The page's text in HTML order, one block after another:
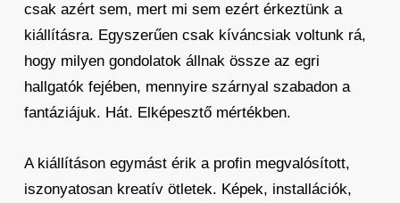
csak azért sem, mert mi sem ezért érkeztünk a
kiállításra. Egyszerűen csak kíváncsiak voltunk rá,
hogy milyen gondolatok állnak össze az egri
hallgatók fejében, mennyire szárnyal szabadon a
fantáziájuk. Hát. Elképesztő mértékben.
A kiállításon egymást érik a profin megvalósított,
iszonyatosan kreatív ötletek. Képek, installációk,